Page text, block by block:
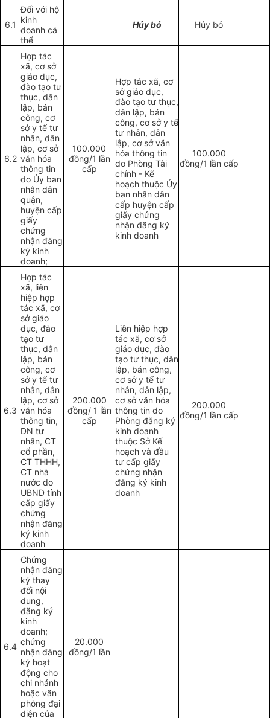
6.1
Đối với hộ
kinh
doanh cá
thể
Hủy bỏ Hủy bỏ
6.2
Hợp tác
xã, cơ sở
giáo dục,
đào tạo tư
thục, dân
lập, bán
công, cơ
sở y tế tư
nhân, dân
lập, cơ sở
văn hóa
thông tin
do Ủy ban
nhân dân
quận,
huyện cấp
giấy
chứng
nhận đăng
ký kinh
doanh;
100.000
đồng/1 lần
cấp
Hợp tác xã, cơ
sở giáo dục,
đào tạo tư thục,
dân lập, bán
công, cơ sở y tế
tư nhân, dân
lập, cơ sở văn
hóa thông tin
do Phòng Tài
chính - Kế
hoạch thuộc Ủy
ban nhân dân
cấp huyện cấp
giấy chứng
nhận đăng ký
kinh doanh
100.000
đồng/1 lần cấp
6.3
Hợp tác
xã, liên
hiệp hợp
tác xã, cơ
sở giáo
dục, đào
tạo tư
thục, dân
lập, bán
công, cơ
sở y tế tư
nhân, dân
lập, cơ sở
văn hóa
thông tin,
DN tư
nhân, CT
cổ phần,
CT THHH,
CT nhà
nước do
UBND tỉnh
cấp giấy
chứng
nhận đăng
ký kinh
doanh
200.000
đồng/ 1 lần
cấp
Liên hiệp hợp
tác xã, cơ sở
giáo dục, đào
tạo tư thục, dân
lập, bán công,
cơ sở y tế tư
nhân, dân lập,
cơ sở văn hóa
thông tin do
Phòng đăng ký
kinh doanh
thuộc Sở Kế
hoạch và đầu
tư cấp giấy
chứng nhận
đăng ký kinh
doanh
200.000
đồng/1 lần cấp
6.4
Chứng
nhận đăng
ký thay
đổi nội
dung,
đăng ký
kinh
doanh;
chứng
nhận đăng
ký hoạt
động cho
chi nhánh
hoặc văn
phòng đại
diện của
20.000
đồng/1 lần